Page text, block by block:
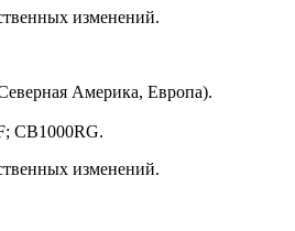
изменений.
Америка, Европа).
CB1000RG.
изменений.